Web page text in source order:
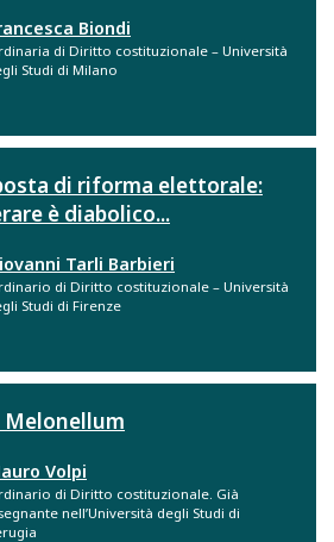
Biondi
di Diritto costituzionale – Università
Studi di Milano
di riforma elettorale:
è diabolico...
Tarli Barbieri
di Diritto costituzionale – Università
Studi di Firenze
Melonellum
Volpi
di Diritto costituzionale. Già
nell’Università degli Studi di